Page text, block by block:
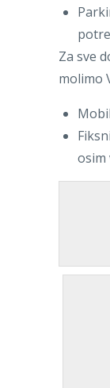
Za sve
molimo
osim